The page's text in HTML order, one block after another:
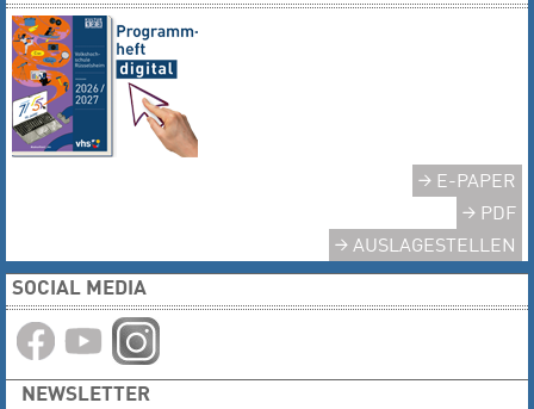
E-PAPER
PDF
AUSLAGESTELLEN
SOCIAL MEDIA
NEWSLETTER